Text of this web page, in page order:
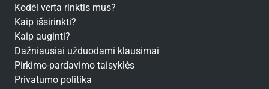
Kodėl verta rinktis mus?
Kaip išsirinkti?
Kaip auginti?
Dažniausiai užduodami klausimai
Pirkimo-pardavimo taisyklės
Privatumo politika